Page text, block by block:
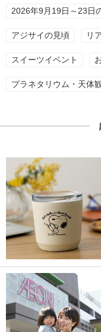
2026年9月19日～23日
アジサイの見頃 リ
スイーツイベント
プラネタリウム・天体